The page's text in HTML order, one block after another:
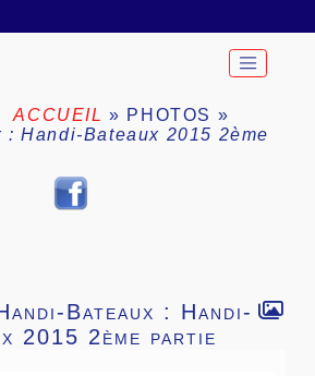
ACCUEIL» PHOTOS »
: Handi-Bateaux 2015 2ème
Bateaux : Handi-
2015 2ème partie